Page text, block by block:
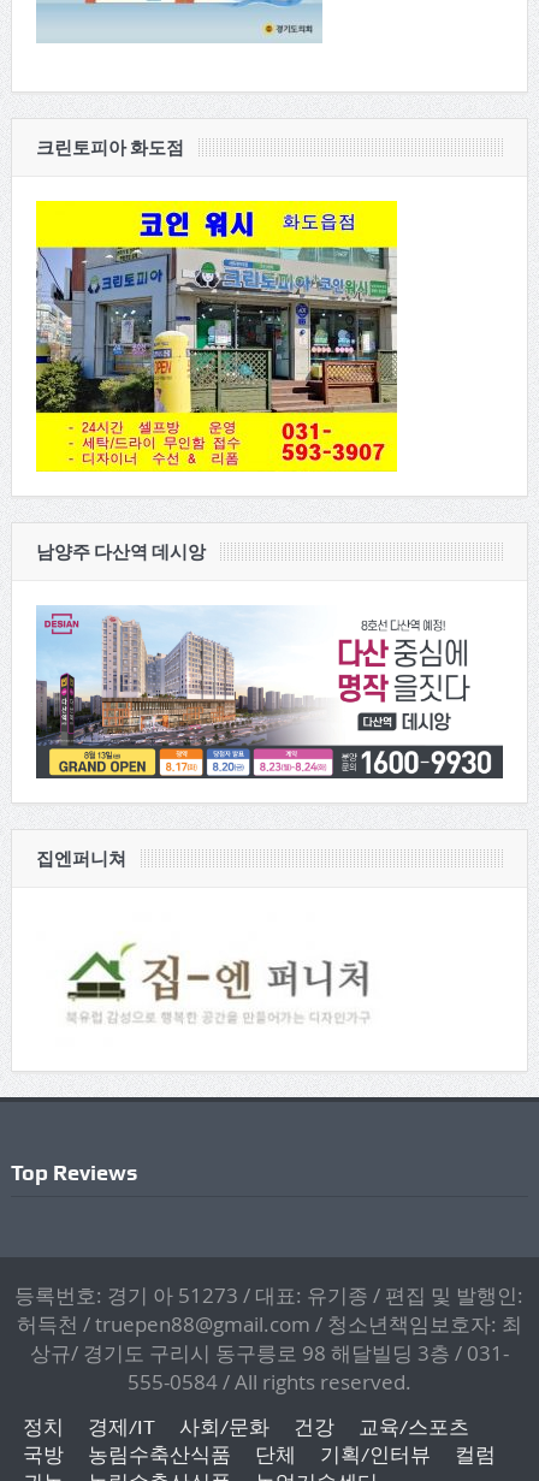
크린토피아 화도점
남양주 다산역 데시앙
집엔퍼니쳐
Top Reviews
등록번호: 경기 아 51273 / 대표: 유기종 / 편집 및 발행인:
허득천 / truepen88@gmail.com / 청소년책임보호자: 최
상규/ 경기도 구리시 동구릉로 98 해달빌딩 3층 / 031-
555-0584 / All rights reserved.
정치 경제/IT 사회/문화 건강
교육/스포츠
국방
농림수축산식품 단체 기획/인터뷰
컬럼